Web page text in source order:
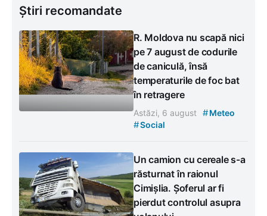
Știri recomandate
R. Moldova nu scapă nici
pe 7 august de codurile
de caniculă, însă
temperaturile de foc bat
în retragere
Astăzi, 6 august #Meteo
#Social
Un camion cu cereale s-a
răsturnat în raionul
Cimișlia. Șoferul ar fi
pierdut controlul asupra